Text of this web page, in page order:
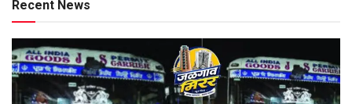
Recent News